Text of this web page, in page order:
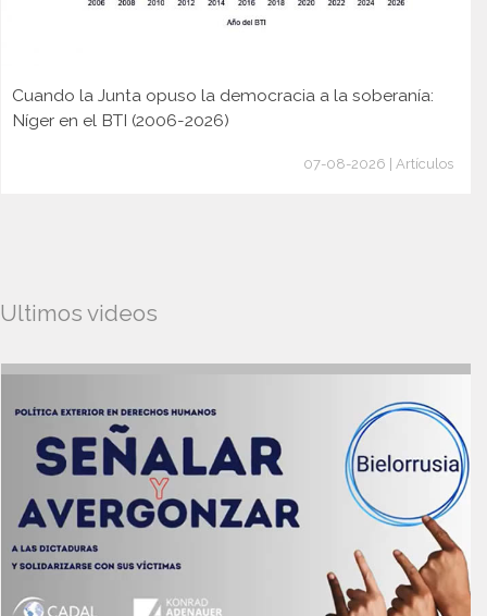
Cuando la Junta opuso la democracia a la soberanía:
Níger en el BTI (2006-2026)
07-08-2026 | Artículos
Ultimos videos